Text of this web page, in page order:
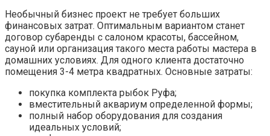
Необычный бизнес проект не требует больших
финансовых затрат. Оптимальным вариантом станет
договор субаренды с салоном красоты, бассейном,
сауной или организация такого места работы мастера в
домашних условиях. Для одного клиента достаточно
помещения 3-4 метра квадратных. Основные затраты:
покупка комплекта рыбок Руфа;
вместительный аквариум определенной формы;
полный набор оборудования для создания
идеальных условий;